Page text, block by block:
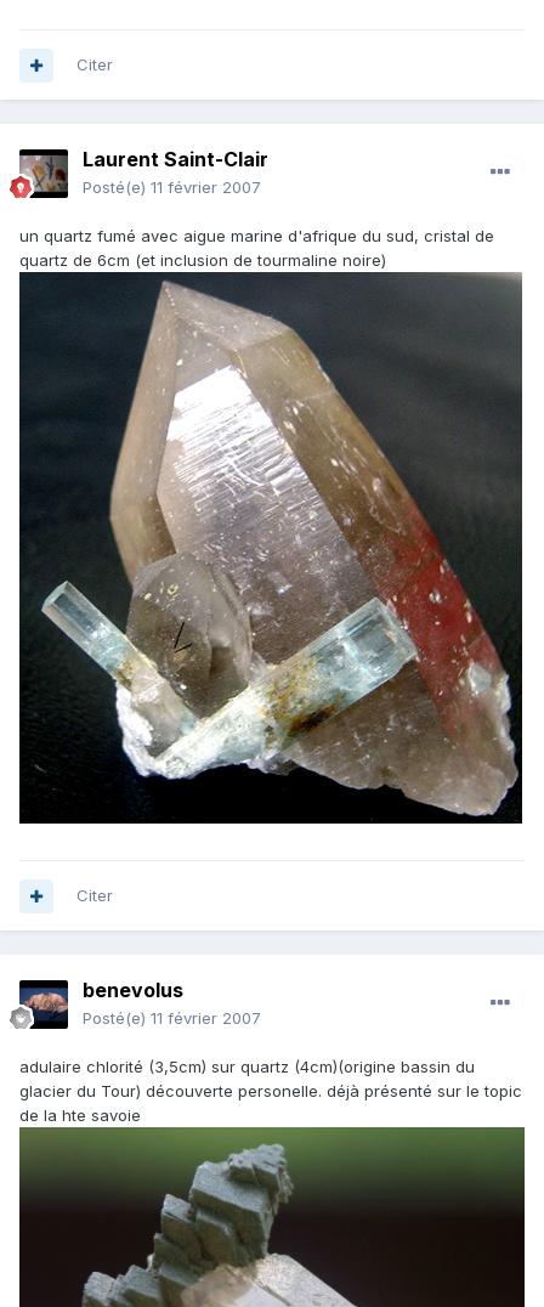
Citer
Laurent Saint-Clair
Posté(e) 11 février 2007
un quartz fumé avec aigue marine d'afrique du sud, cristal de
quartz de 6cm (et inclusion de tourmaline noire)
Citer
benevolus
Posté(e) 11 février 2007
adulaire chlorité (3,5cm) sur quartz (4cm)(origine bassin du
glacier du Tour) découverte personelle. déjà présenté sur le topic
de la hte savoie